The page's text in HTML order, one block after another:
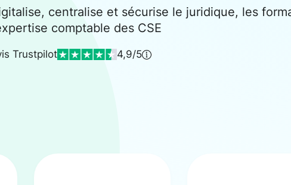
centralise et sécurise le juridique, les
comptable des CSE
Trustpilot 4,9/5